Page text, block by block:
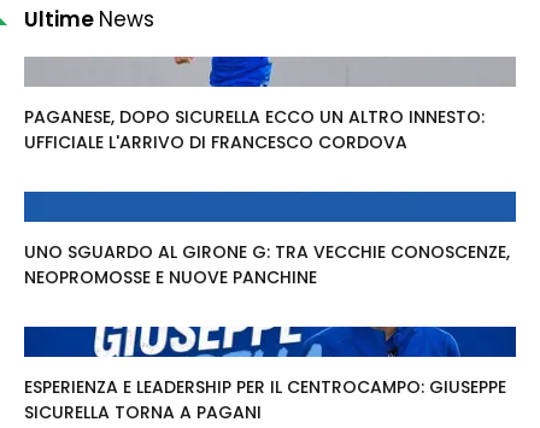
Ultime News
PAGANESE, DOPO SICURELLA ECCO UN ALTRO INNESTO:
UFFICIALE L'ARRIVO DI FRANCESCO CORDOVA
UNO SGUARDO AL GIRONE G: TRA VECCHIE CONOSCENZE,
NEOPROMOSSE E NUOVE PANCHINE
ESPERIENZA E LEADERSHIP PER IL CENTROCAMPO: GIUSEPPE
SICURELLA TORNA A PAGANI